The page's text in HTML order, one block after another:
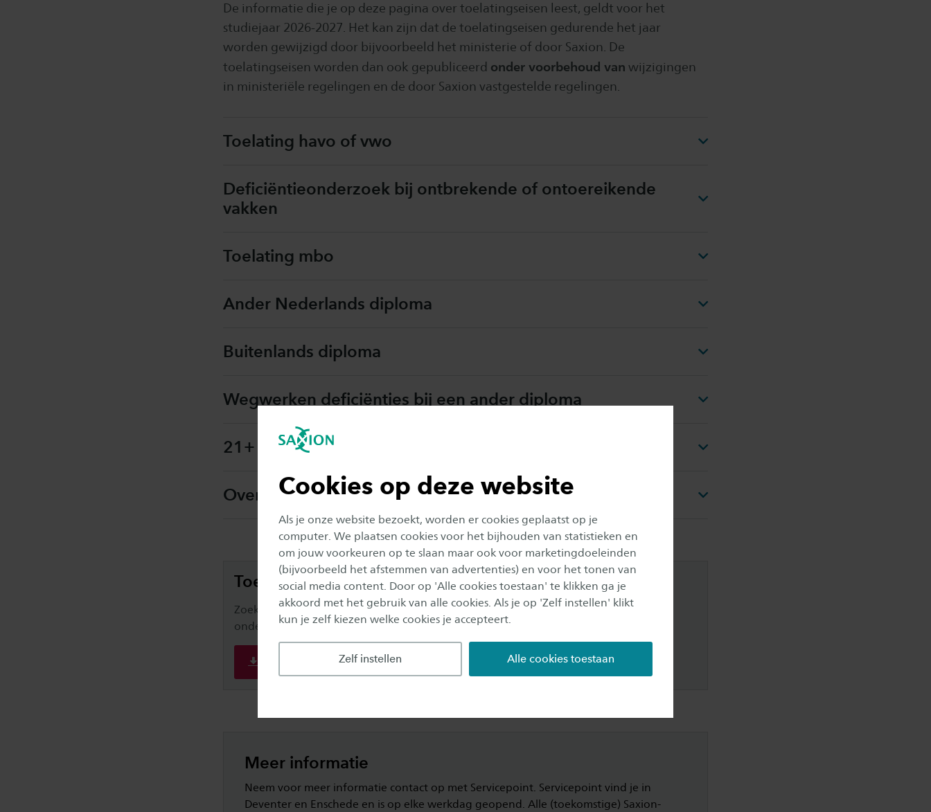
Cookies op deze website
Als je onze website bezoekt, worden er cookies geplaatst op je
computer. We plaatsen cookies voor het bijhouden van statistieken en
om jouw voorkeuren op te slaan maar ook voor marketingdoeleinden
(bijvoorbeeld het afstemmen van advertenties) en voor het tonen van
social media content. Door op 'Alle cookies toestaan' te klikken ga je
akkoord met het gebruik van alle cookies. Als je op 'Zelf instellen' klikt
kun je zelf kiezen welke cookies je accepteert.
Zelf instellen Alle cookies toestaan
De informatie die je op deze pagina over toelatingseisen leest, geldt voor het
studiejaar 2026-2027. Het kan zijn dat de toelatingseisen gedurende het jaar
worden gewijzigd door bijvoorbeeld het ministerie of door Saxion. De
toelatingseisen worden dan ook gepubliceerd onder voorbehoud van wijzigingen
in ministeriële regelingen en de door Saxion vastgestelde regelingen.
Toelating havo of vwo
Deficiëntieonderzoek bij ontbrekende of ontoereikende
vakken
Toelating mbo
Ander Nederlands diploma
Buitenlands diploma
Wegwerken deficiënties bij een ander diploma
21+ Onderzoek
Overige toelatingsbepalingen
Toelatingseisen 2025-2026
Zoek je de toelatingseisen voor het lopend studiejaar? Download deze als PDF via de
onderstaande link.
Toelatingseisen 2025-2026
Meer informatie
Neem voor meer informatie contact op met Servicepoint. Servicepoint vind je in
Deventer en Enschede en is op elke werkdag geopend. Alle (toekomstige) Saxion-